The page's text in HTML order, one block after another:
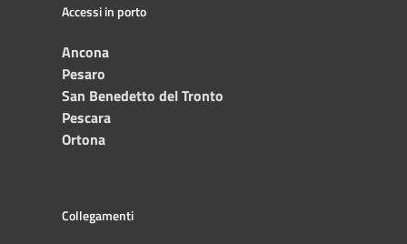
Accessi in porto
Ancona
Pesaro
San Benedetto del Tronto
Pescara
Ortona
Collegamenti